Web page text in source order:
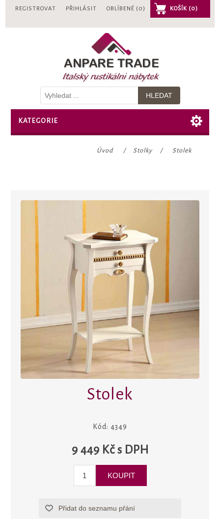
REGISTROVAT PŘIHLÁSIT OBLÍBENÉ (0) KOŠÍK (0)
KATEGORIE
Úvod / Stolky / Stolek
Stolek
Kód: 4349
9 449 Kč s DPH